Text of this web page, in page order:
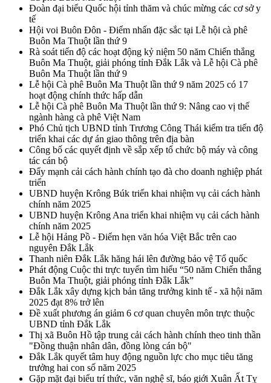
Đoàn đại biểu Quốc hội tỉnh thăm và chúc mừng các cơ sở y
tế
Hội voi Buôn Đôn - Điểm nhấn đặc sắc tại Lễ hội cà phê
Buôn Ma Thuột lần thứ 9
Rà soát tiến độ các hoạt động kỷ niệm 50 năm Chiến thắng
Buôn Ma Thuột, giải phóng tỉnh Đắk Lắk và Lễ hội Cà phê
Buôn Ma Thuột lần thứ 9
Lễ hội Cà phê Buôn Ma Thuột lần thứ 9 năm 2025 có 17
hoạt động chính thức hấp dẫn
Lễ hội Cà phê Buôn Ma Thuột lần thứ 9: Nâng cao vị thế
ngành hàng cà phê Việt Nam
Phó Chủ tịch UBND tỉnh Trương Công Thái kiểm tra tiến độ
triển khai các dự án giao thông trên địa bàn
Công bố các quyết định về sắp xếp tổ chức bộ máy và công
tác cán bộ
Đẩy mạnh cải cách hành chính tạo đà cho doanh nghiệp phát
triển
UBND huyện Krông Búk triển khai nhiệm vụ cải cách hành
chính năm 2025
UBND huyện Krông Ana triển khai nhiệm vụ cải cách hành
chính năm 2025
Lễ hội Hảng Pồ - Điểm hẹn văn hóa Việt Bắc trên cao
nguyên Đắk Lắk
Thanh niên Đắk Lắk hăng hái lên đường bảo vệ Tổ quốc
Phát động Cuộc thi trực tuyến tìm hiểu “50 năm Chiến thắng
Buôn Ma Thuột, giải phóng tỉnh Đắk Lắk”
Đắk Lắk xây dựng kịch bản tăng trưởng kinh tế - xã hội năm
2025 đạt 8% trở lên
Đề xuất phương án giảm 6 cơ quan chuyên môn trực thuộc
UBND tỉnh Đắk Lắk
Thị xã Buôn Hồ tập trung cải cách hành chính theo tinh thần
"Đồng thuận nhân dân, đồng lòng cán bộ"
Đắk Lắk quyết tâm huy động nguồn lực cho mục tiêu tăng
trưởng hai con số năm 2025
Gặp mặt đại biểu trí thức, văn nghệ sĩ, báo giới Xuân Ất Tỵ